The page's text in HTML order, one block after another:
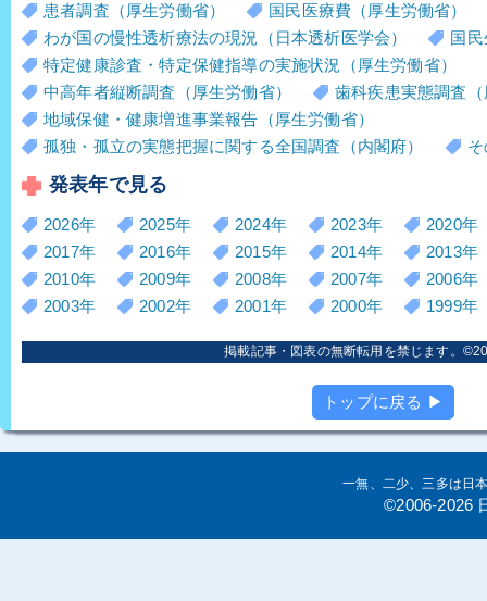
患者調査（厚生労働省）
国民医療費（厚生労働省）
わが国の慢性透析療法の現況（日本透析医学会）
国
特定健康診査・特定保健指導の実施状況（厚生労働省）
中高年者縦断調査（厚生労働省）
歯科疾患実態調査
地域保健・健康増進事業報告（厚生労働省）
孤独・孤立の実態把握に関する全国調査（内閣府）
発表年で見る
2026年 2025年 2024年 2023年
2020年
2017年
2016年 2015年 2014年
2013年
2010年
2009年 2008年 2007年
2006年
2003年
2002年 2001年 2000年 1999年
掲載記事・図表の無断転用を禁じます。
トップに戻る ▶
一無、二少、三多は日
©2006-2026